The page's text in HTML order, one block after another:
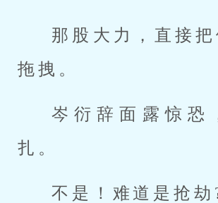
那股大力，直接
拖拽。
岑衍辞面露惊恐
扎。
不是！难道是抢劫